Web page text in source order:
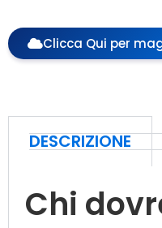
Clicca Qui per
DESCRIZIONE
Chi